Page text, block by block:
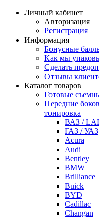
Личный кабинет
Авторизация
Регистрация
Информация
Бонусные
Как мы
Сделать
Отзывы
Каталог товаров
Готовые
Передние
тонировка
ВАЗ /
ГАЗ / УАЗ
Acura
Audi
Bentley
BMW
Brilliance
Buick
BYD
Cadillac
Changan